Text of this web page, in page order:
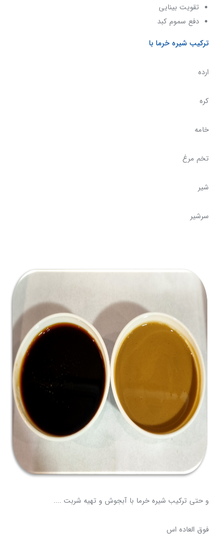
تقویت بینایی
دفع سموم کبد
ترکیب شیره خرما با
ارده
کره
خامه
تخم مرغ
شیر
سرشیر
و حتی ترکیب شیره خرما با آبجوش و تهیه شربت ....
فوق العاده اس